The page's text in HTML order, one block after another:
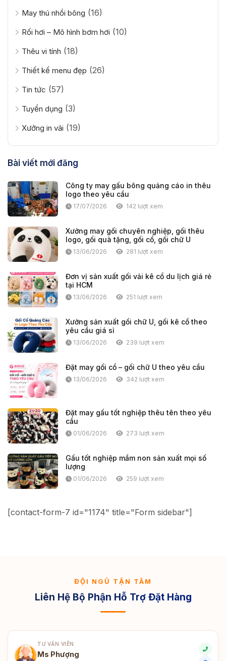
May thú nhồi bông (16)
Rối hơi – Mô hình bơm hơi (10)
Thêu vi tính (18)
Thiết kế menu đẹp (26)
Tin tức (57)
Tuyển dụng (3)
Xưởng in vải (19)
Bài viết mới đăng
Công ty may gấu bông quảng cáo in thêu
logo theo yêu cầu
17/07/2026 142 lượt xem
Xưởng may gối chuyên nghiệp, gối thêu
logo, gối quà tặng, gối cổ, gối chữ U
13/06/2026 281 lượt xem
Đơn vị sản xuất gối vải kê cổ du lịch giá rẻ
tại HCM
13/06/2026 251 lượt xem
Xưởng sản xuất gối chữ U, gối kê cổ theo
yêu cầu giá sỉ
13/06/2026 239 lượt xem
Đặt may gối cổ – gối chữ U theo yêu cầu
13/06/2026 342 lượt xem
Đặt may gấu tốt nghiệp thêu tên theo yêu
cầu
01/06/2026 273 lượt xem
Gấu tốt nghiệp mầm non sản xuất mọi số
lượng
01/06/2026 259 lượt xem
[contact-form-7 id="1174" title="Form sidebar"]
ĐỘI NGŨ TẬN TÂM
Liên Hệ Bộ Phận Hỗ Trợ Đặt Hàng
TƯ VẤN VIÊN
Ms Phượng